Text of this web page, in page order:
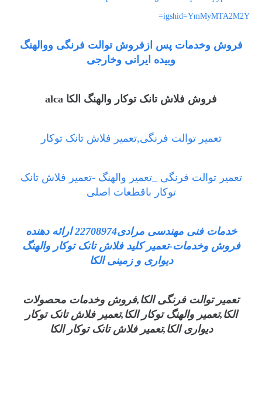
igshid=YmMyMTA2M2Y=
فروش وخدمات پس ازفروش توالت فرنگی ووالهنگ
وبیده ایرانی وخارجی
فروش فلاش تانک توکار والهنگ الکا alca
تعمیر توالت فرنگی,تعمیر فلاش تانک توکار
تعمیر توالت فرنگی _تعمیر والهنگ -تعمیر فلاش تانک
توکار باقطعات اصلی
خدمات فنی مهندسی مرادی22708974 ارائه دهنده
فروش وخدمات-تعمیر کلید فلاش تانک توکار والهنگ
دیواری و زمینی الکا
تعمیر توالت فرنگی الکا,فروش وخدمات محصولات
الکا,تعمیر والهنگ توکار الکا,تعمیر فلاش تانک توکار
دیواری الکا,تعمیر فلاش تانک توکار الکا